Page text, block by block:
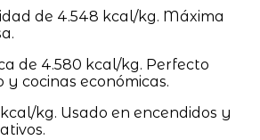
de 4.548 kcal/kg. Máxima
de 4.580 kcal/kg. Perfecto
cocinas económicas.
kg. Usado en encendidos y